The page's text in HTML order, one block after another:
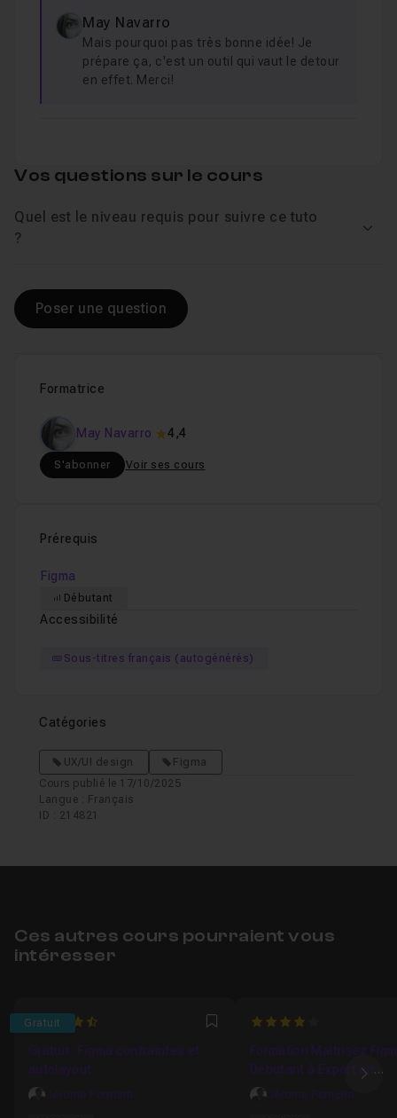
May Navarro
Mais pourquoi pas très bonne idée! Je
prépare ça, c'est un outil qui vaut le detour
en effet. Merci!
Formatrice
May Navarro 4,4
S'abonner Voir ses cours
Prérequis
Figma
Débutant
Accessibilité
Sous-titres français (autogénérés)
Catégories
UX/UI design
Figma
Cours publié le 17/10/2025
Langue : Français
ID : 214821
Vos questions sur le cours
Quel est le niveau requis pour suivre ce tuto
?
Poser une question
Ces autres cours pourraient vous
intéresser
Gratuit
4.8 Favori
Gratuit : Figma contraintes et
autolayout
Jérome Pomonti
4
Formation Maîtrisez
Débutant à Expert en
Conception UX/UI
Jérome Pomonti